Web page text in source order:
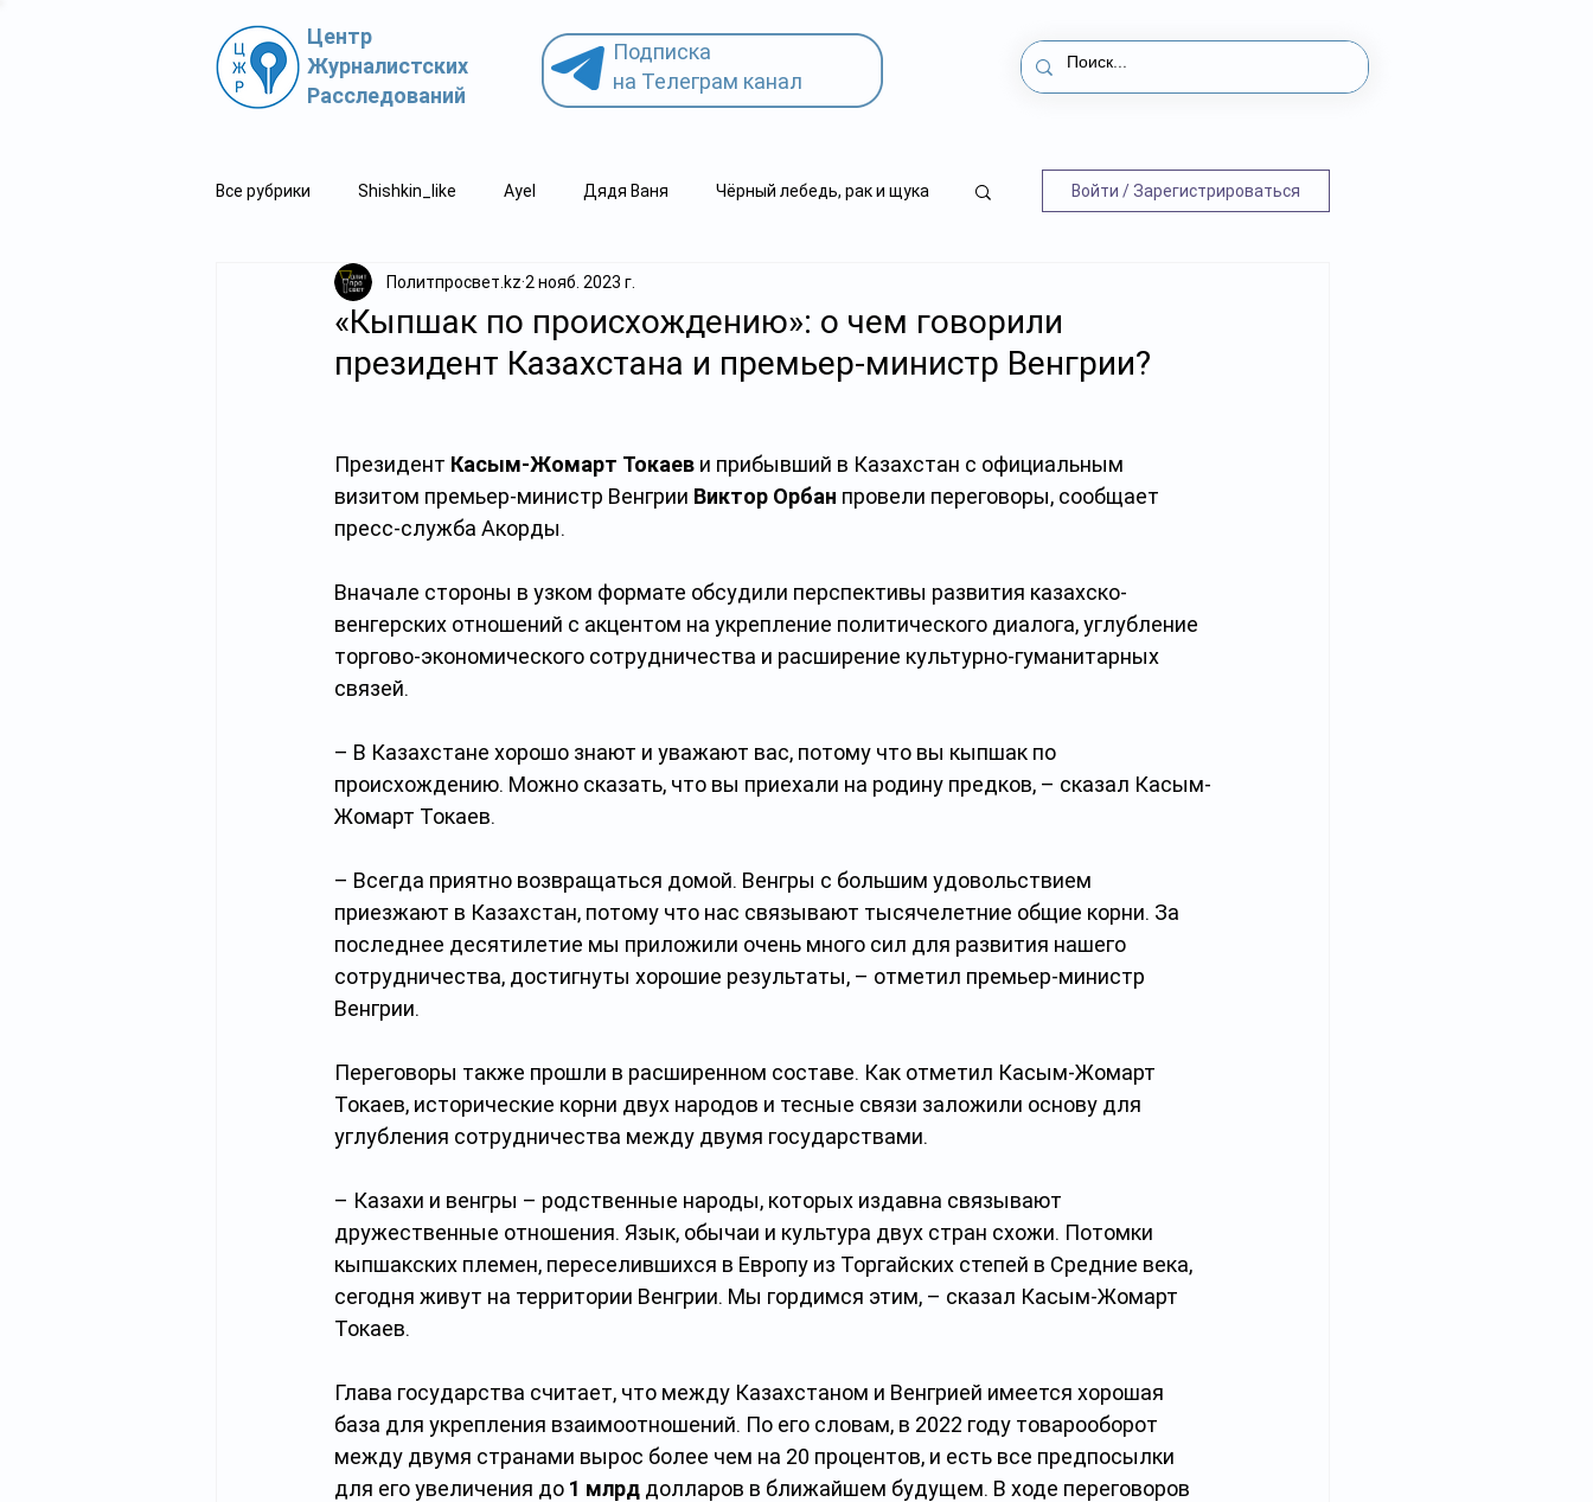
Центр
Журналистских
Расследований
Подписка
на Телеграм канал
Все рубрики Shishkin_like Ayel Дядя Ваня Чёрный лебедь, рак и щука
Политпросвет.kz Свидетель.kz детский суицид
Войти / Зарегистрироваться
«Кыпшак по происхождению»: о чем говорили
президент Казахстана и премьер-министр Венгрии?
Политпросвет.kz 2 нояб. 2023 г.
Президент Касым-Жомарт Токаев и прибывший в Казахстан с официальным
визитом премьер-министр Венгрии Виктор Орбан провели переговоры, сообщает
пресс-служба Акорды.
Вначале стороны в узком формате обсудили перспективы развития казахско-
венгерских отношений с акцентом на укрепление политического диалога, углубление
торгово-экономического сотрудничества и расширение культурно-гуманитарных
связей.
– В Казахстане хорошо знают и уважают вас, потому что вы кыпшак по
происхождению. Можно сказать, что вы приехали на родину предков, – сказал Касым-
Жомарт Токаев.
– Всегда приятно возвращаться домой. Венгры с большим удовольствием
приезжают в Казахстан, потому что нас связывают тысячелетние общие корни. За
последнее десятилетие мы приложили очень много сил для развития нашего
сотрудничества, достигнуты хорошие результаты, – отметил премьер-министр
Венгрии.
Переговоры также прошли в расширенном составе. Как отметил Касым-Жомарт
Токаев, исторические корни двух народов и тесные связи заложили основу для
углубления сотрудничества между двумя государствами.
– Казахи и венгры – родственные народы, которых издавна связывают
дружественные отношения. Язык, обычаи и культура двух стран схожи. Потомки
кыпшакских племен, переселившихся в Европу из Торгайских степей в Средние века,
сегодня живут на территории Венгрии. Мы гордимся этим, – сказал Касым-Жомарт
Токаев.
Глава государства считает, что между Казахстаном и Венгрией имеется хорошая
база для укрепления взаимоотношений. По его словам, в 2022 году товарооборот
между двумя странами вырос более чем на 20 процентов, и есть все предпосылки
для его увеличения до 1 млрд долларов в ближайшем будущем. В ходе переговоров